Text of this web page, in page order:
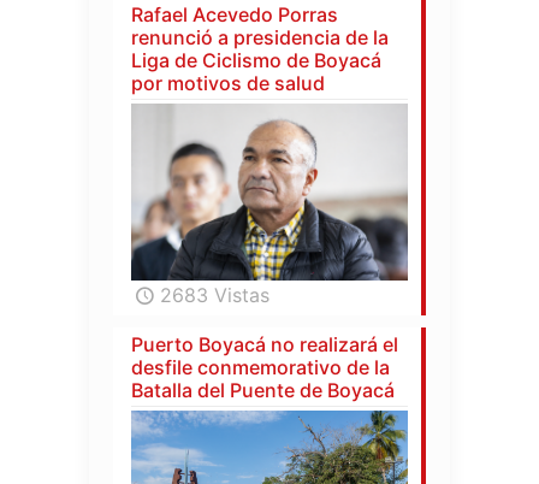
Rafael Acevedo Porras
renunció a presidencia de la
Liga de Ciclismo de Boyacá
por motivos de salud
2683 Vistas
Puerto Boyacá no realizará el
desfile conmemorativo de la
Batalla del Puente de Boyacá